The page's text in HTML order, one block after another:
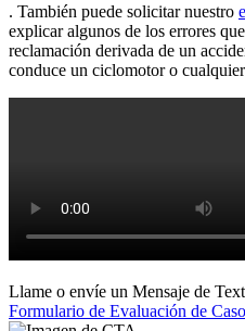
. También puede solicitar nuestro
explicar algunos de los errores
reclamación derivada de un
conduce un ciclomotor o
Llame o envíe un Mensaje de
Formulario de Evaluación de